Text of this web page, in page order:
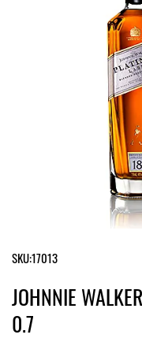
SKU:17013
JOHNNIE
0.7